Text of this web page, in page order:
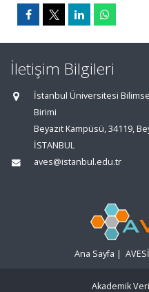
İletişim Bilgileri
İstanbul Üniversitesi
Birimi
Beyazıt Kampüsü, 34119,
İSTANBUL
aves@istanbul.edu.tr
Ana Sayfa |
Akademik